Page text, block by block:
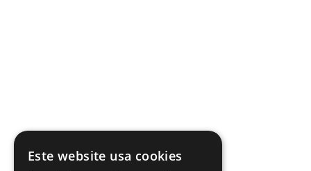
Este website usa cookies